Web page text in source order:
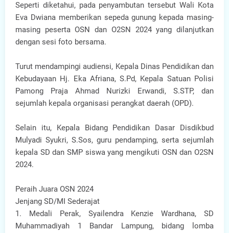
Seperti diketahui, pada penyambutan tersebut Wali Kota
Eva Dwiana memberikan sepeda gunung kepada masing-
masing peserta OSN dan O2SN 2024 yang dilanjutkan
dengan sesi foto bersama.
Turut mendampingi audiensi, Kepala Dinas Pendidikan dan
Kebudayaan Hj. Eka Afriana, S.Pd, Kepala Satuan Polisi
Pamong Praja Ahmad Nurizki Erwandi, S.STP, dan
sejumlah kepala organisasi perangkat daerah (OPD).
Selain itu, Kepala Bidang Pendidikan Dasar Disdikbud
Mulyadi Syukri, S.Sos, guru pendamping, serta sejumlah
kepala SD dan SMP siswa yang mengikuti OSN dan O2SN
2024.
Peraih Juara OSN 2024
Jenjang SD/MI Sederajat
1. Medali Perak, Syailendra Kenzie Wardhana, SD
Muhammadiyah 1 Bandar Lampung, bidang lomba